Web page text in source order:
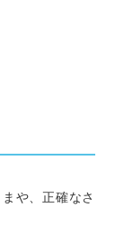
や、正確なさ